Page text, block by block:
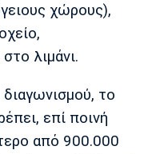
χώρους),
λιμάνι.
το
επί ποινή
από 900.000